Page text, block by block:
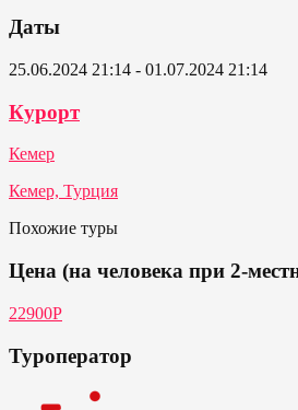
Даты
25.06.2024 21:14 - 01.07.2024 21:14
Курорт
Кемер
Кемер, Турция
Похожие туры
Цена (на человека при 2-
22900Р
Туроператор